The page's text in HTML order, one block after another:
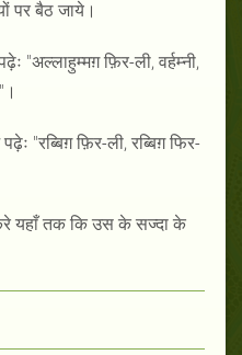
पर बैठ जाये।
फ़िर-ली, वर्हम्नी,
"रब्बिग़ फ़िर-ली, रब्बिग़ फिर-
यहाँ तक कि उस के सज्दा के